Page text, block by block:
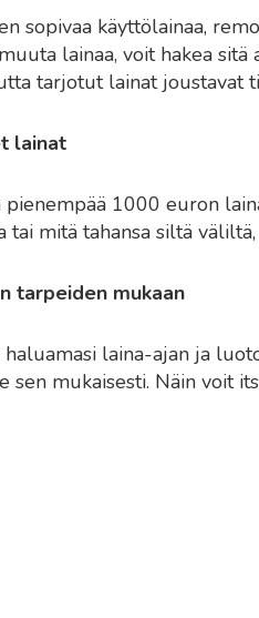
sopivaa käyttölainaa,
lainaa, voit hakea sitä
tarjotut lainat joustavat
lainat
1000 euron
mitä tahansa siltä
tarpeiden mukaan
haluamasi laina-ajan ja
sen mukaisesti. Näin voit